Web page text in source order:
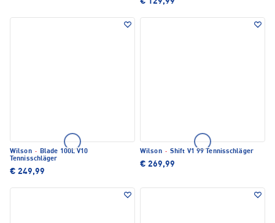
Wilson · Blade 100L V10
Tennisschläger
€ 249,99
Wilson · Shift V1 99 Tennisschläger
€ 269,99